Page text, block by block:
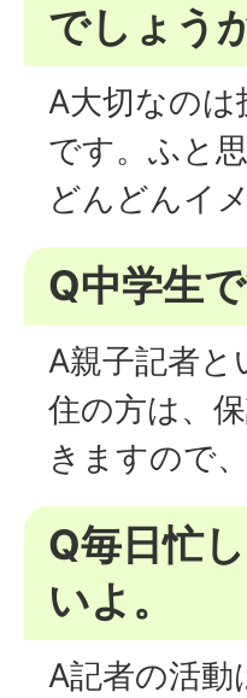
でしょう
A大切なの
です。ふと
どんどんイ
Q中学生
A親子記者と
住の方は、
きますので
Q毎日忙
いよ。
A記者の活